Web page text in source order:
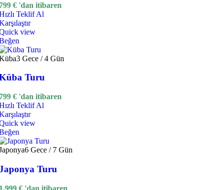
€ 'dan itibaren
Teklif Al
view
3 Gece / 4 Gün
Turu
€ 'dan itibaren
Teklif Al
view
6 Gece / 7 Gün
Turu
€ 'dan itibaren